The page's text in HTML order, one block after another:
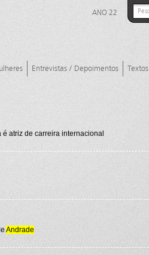
ANO 22
Entrevistas / Depoimentos Textos
é atriz de carreira internacional
Andrade